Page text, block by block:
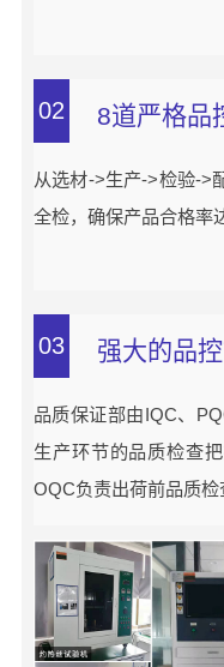
02 8道严格品
从选材->生产->检验->
全检，确保产品合格率
03 强大的品控
品质保证部由IQC、
生产环节的品质检查
OQC负责出荷前品质检